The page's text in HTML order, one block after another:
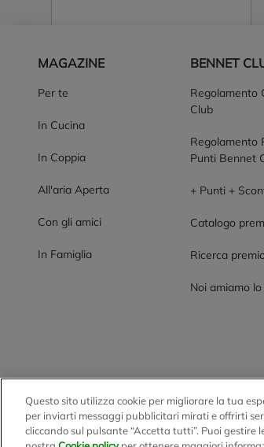
MAGAZINE
Per te
In Cucina
In Coppia
All'aria Aperta
Con gli amici
In Famiglia
BENNET
Regolamento
Club
Regolamento
Punti Bennet
+ Punti +
Catalogo
Ricerca
Noi amiamo
BENNET S.p.A.
Sede Amministrativa e Commerciale: Via
Questo sito utilizza cookie per migliorare la tua
per inviarti messaggi pubblicitari mirati e offrirti
cliccando sul pulsante “Accetta tutti”. Puoi gestire